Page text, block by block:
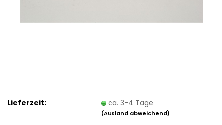
Lieferzeit: ca. 3-4 Tage
(Ausland abweichend)